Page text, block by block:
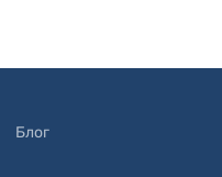
Блог